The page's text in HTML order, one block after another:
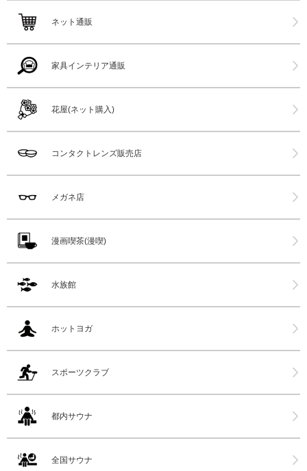
ネット通販
家具インテリア通販
花屋(ネット購入)
コンタクトレンズ販売店
メガネ店
漫画喫茶(漫喫)
水族館
ホットヨガ
スポーツクラブ
都内サウナ
全国サウナ